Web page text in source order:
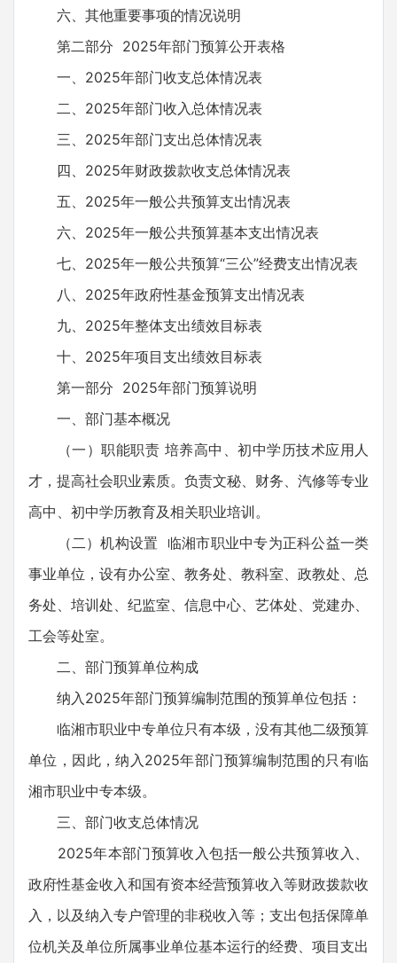
六、其他重要事项的情况说明
第二部分 2025年部门预算公开表格
一、2025年部门收支总体情况表
二、2025年部门收入总体情况表
三、2025年部门支出总体情况表
四、2025年财政拨款收支总体情况表
五、2025年一般公共预算支出情况表
六、2025年一般公共预算基本支出情况表
七、2025年一般公共预算“三公”经费支出情况表
八、2025年政府性基金预算支出情况表
九、2025年整体支出绩效目标表
十、2025年项目支出绩效目标表
第一部分 2025年部门预算说明
一、部门基本概况
（一）职能职责 培养高中、初中学历技术应用人
才，提高社会职业素质。负责文秘、财务、汽修等专业
高中、初中学历教育及相关职业培训。
（二）机构设置 临湘市职业中专为正科公益一类
事业单位，设有办公室、教务处、教科室、政教处、总
务处、培训处、纪监室、信息中心、艺体处、党建办、
工会等处室。
二、部门预算单位构成
纳入2025年部门预算编制范围的预算单位包括：
临湘市职业中专单位只有本级，没有其他二级预算
单位，因此，纳入2025年部门预算编制范围的只有临
湘市职业中专本级。
三、部门收支总体情况
2025年本部门预算收入包括一般公共预算收入、
政府性基金收入和国有资本经营预算收入等财政拨款收
入，以及纳入专户管理的非税收入等；支出包括保障单
位机关及单位所属事业单位基本运行的经费、项目支出